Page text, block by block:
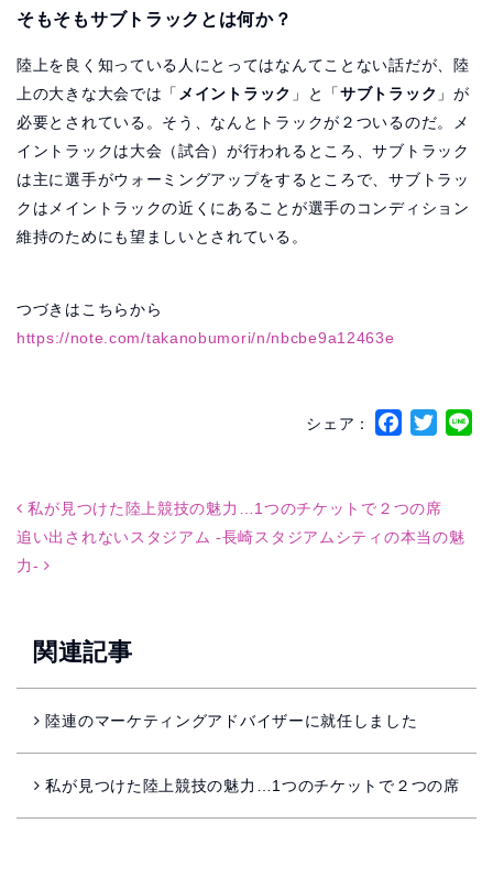
そもそもサブトラックとは何か？
陸上を良く知っている人にとってはなんてことない話だが、陸
上の大きな大会では「 メイントラック 」と「サブトラック 」が
必要とされている。そう、なんとトラックが２ついるのだ。メ
イントラックは大会（試合）が行われるところ、サブトラック
は主に選手がウォーミングアップをするところで、サブトラッ
クはメイントラックの近くにあることが選手のコンディション
維持のためにも望ましいとされている。
つづきはこちらから
https://note.com/takanobumori/n/nbcbe9a12463e
シェア：
Post navigation
私が見つけた陸上競技の魅力…1つのチケットで２つの席
追い出されないスタジアム -長崎スタジアムシティの本当の魅
力-
関連記事
陸連のマーケティングアドバイザーに就任しました
私が見つけた陸上競技の魅力…1つのチケットで２つの席